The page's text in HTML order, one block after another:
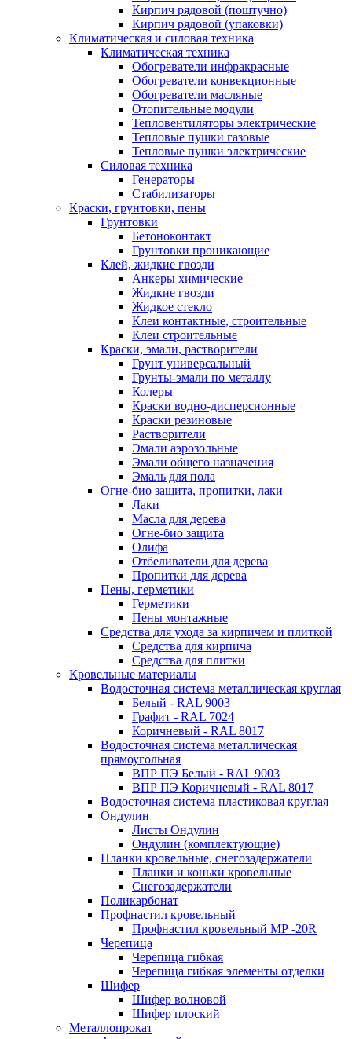
Кирпич рядовой (поштучно)
Кирпич рядовой (упаковки)
Климатическая и силовая техника
Климатическая техника
Обогреватели инфракрасные
Обогреватели конвекционные
Обогреватели масляные
Отопительные модули
Тепловентиляторы электрические
Тепловые пушки газовые
Тепловые пушки электрические
Силовая техника
Генераторы
Стабилизаторы
Краски, грунтовки, пены
Грунтовки
Бетоноконтакт
Грунтовки проникающие
Клей, жидкие гвозди
Анкеры химические
Жидкие гвозди
Жидкое стекло
Клеи контактные, строительные
Клеи строительные
Краски, эмали, растворители
Грунт универсальный
Грунты-эмали по металлу
Колеры
Краски водно-дисперсионные
Краски резиновые
Растворители
Эмали аэрозольные
Эмали общего назначения
Эмаль для пола
Огне-био защита, пропитки, лаки
Лаки
Масла для дерева
Огне-био защита
Олифа
Отбеливатели для дерева
Пропитки для дерева
Пены, герметики
Герметики
Пены монтажные
Средства для ухода за кирпичем и плиткой
Средства для кирпича
Средства для плитки
Кровельные материалы
Водосточная система металлическая круглая
Белый - RAL 9003
Графит - RAL 7024
Коричневый - RAL 8017
Водосточная система металлическая
прямоугольная
ВПР ПЭ Белый - RAL 9003
ВПР ПЭ Коричневый - RAL 8017
Водосточная система пластиковая круглая
Ондулин
Листы Ондулин
Ондулин (комплектующие)
Планки кровельные, снегозадержатели
Планки и коньки кровельные
Снегозадержатели
Поликарбонат
Профнастил кровельный
Профнастил кровельный МР -20R
Черепица
Черепица гибкая
Черепица гибкая элементы отделки
Шифер
Шифер волновой
Шифер плоский
Металлопрокат